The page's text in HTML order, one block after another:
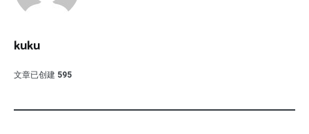
kuku
文章已创建 595